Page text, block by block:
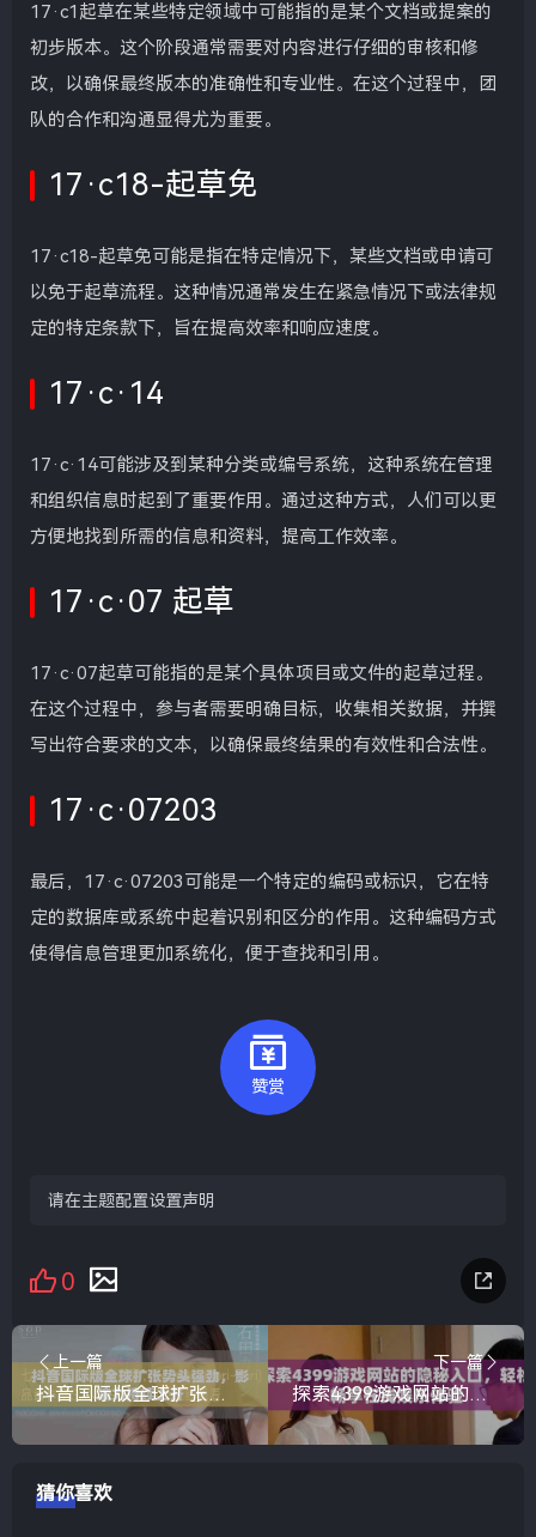
17·c1起草在某些特定领域中可能指的是某个文档或提案的
初步版本。这个阶段通常需要对内容进行仔细的审核和修
改，以确保最终版本的准确性和专业性。在这个过程中，团
队的合作和沟通显得尤为重要。
17·c18-起草免
17·c18-起草免可能是指在特定情况下，某些文档或申请可
以免于起草流程。这种情况通常发生在紧急情况下或法律规
定的特定条款下，旨在提高效率和响应速度。
17·c·14
17·c·14可能涉及到某种分类或编号系统，这种系统在管理
和组织信息时起到了重要作用。通过这种方式，人们可以更
方便地找到所需的信息和资料，提高工作效率。
17·c·07 起草
17·c·07起草可能指的是某个具体项目或文件的起草过程。
在这个过程中，参与者需要明确目标，收集相关数据，并撰
写出符合要求的文本，以确保最终结果的有效性和合法性。
17·c·07203
最后，17·c·07203可能是一个特定的编码或标识，它在特
定的数据库或系统中起着识别和区分的作用。这种编码方式
使得信息管理更加系统化，便于查找和引用。
赞赏
请在主题配置设置声明
0
上一篇
抖音国际版全球扩张势头强劲，影响力持续上升
下一篇
探索4399游戏网站的隐秘入口，轻松畅享在线娱乐体验
猜你喜欢